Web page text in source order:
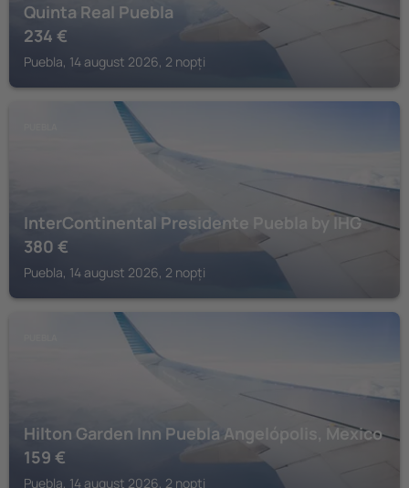
Quinta Real Puebla
234 €
Puebla, 14 august 2026, 2 nopți
InterContinental Presidente Puebla by IHG
380 €
Puebla, 14 august 2026, 2 nopți
Hilton Garden Inn Puebla Angelópolis, Mexico
159 €
Puebla, 14 august 2026, 2 nopți